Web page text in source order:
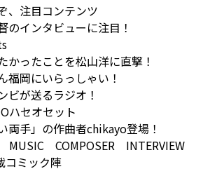
、注目コンテンツ
のインタビューに注目！
かったことを松山洋に直撃！
福岡にいらっしゃい！
ビが送るラジオ！
ハセオセット
両手」の作曲者chikayo登場！
COMPOSER INTERVIEW
ミック陣